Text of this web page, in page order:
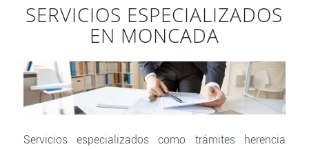
SERVICIOS ESPECIALIZADOS
EN MONCADA
Servicios especializados como trámites herencia